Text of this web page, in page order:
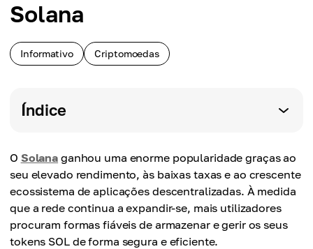
Solana
Informativo Criptomoedas
Índice
O Solana ganhou uma enorme popularidade graças ao
seu elevado rendimento, às baixas taxas e ao crescente
ecossistema de aplicações descentralizadas. À medida
que a rede continua a expandir-se, mais utilizadores
procuram formas fiáveis ​​de armazenar e gerir os seus
tokens SOL de forma segura e eficiente.